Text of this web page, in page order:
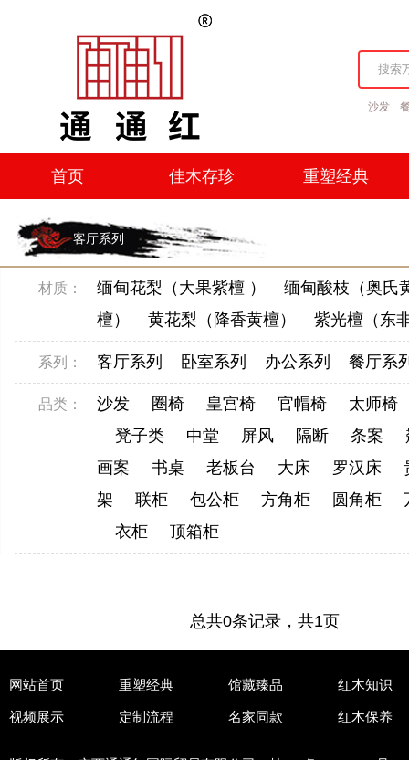
沙发
首页
首页
佳木存珍
佳木存珍
重塑经典
客厅系列
材质： 缅甸花梨（大果紫檀 ）
缅甸酸枝（奥氏
檀）
黄花梨（降香黄檀） 紫光檀（东
系列： 客厅系列 卧室系列 办公系列 餐厅系
品类： 沙发 圈椅 皇宫椅 官帽椅
太师椅
凳子类
中堂 屏风 隔断 条案
画案
书桌 老板台 大床 罗汉床
架
联柜 包公柜 方角柜 圆角柜
衣柜
顶箱柜
总共0条记录，共1页
网站首页 重塑经典 馆藏臻品 红木知识
视频展示 定制流程 名家同款 红木保养